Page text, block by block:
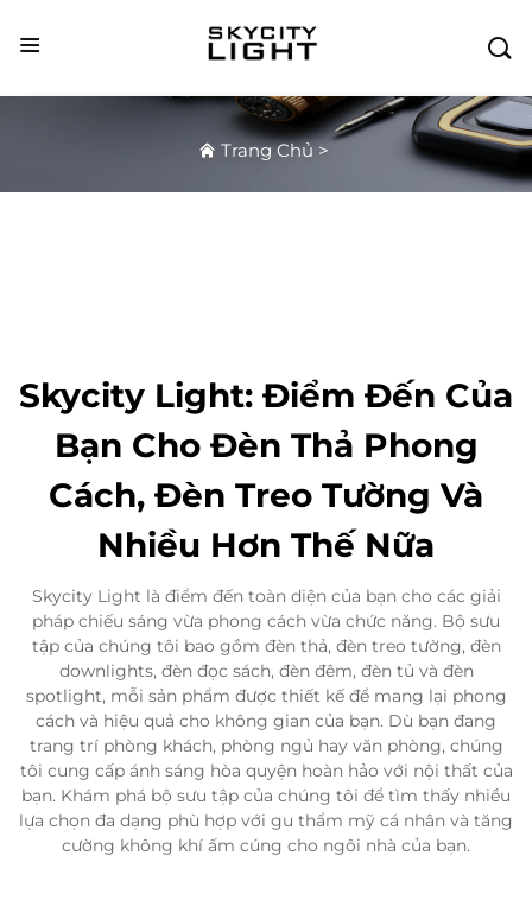

Trang Chủ >
Skycity Light: Điểm Đến Của
Bạn Cho Đèn Thả Phong
Cách, Đèn Treo Tường Và
Nhiều Hơn Thế Nữa
Skycity Light là điểm đến toàn diện của bạn cho các giải
pháp chiếu sáng vừa phong cách vừa chức năng. Bộ sưu
tập của chúng tôi bao gồm đèn thả, đèn treo tường, đèn
downlights, đèn đọc sách, đèn đêm, đèn tủ và đèn
spotlight, mỗi sản phẩm được thiết kế để mang lại phong
cách và hiệu quả cho không gian của bạn. Dù bạn đang
trang trí phòng khách, phòng ngủ hay văn phòng, chúng
tôi cung cấp ánh sáng hòa quyện hoàn hảo với nội thất của
bạn. Khám phá bộ sưu tập của chúng tôi để tìm thấy nhiều
lựa chọn đa dạng phù hợp với gu thẩm mỹ cá nhân và tăng
cường không khí ấm cúng cho ngôi nhà của bạn.